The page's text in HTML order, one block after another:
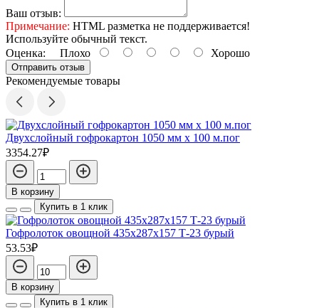
Ваш отзыв:
Примечание: HTML разметка не поддерживается!
Используйте обычный текст.
Оценка: Плохо Хорошо
Отправить отзыв
Рекомендуемые товары
Двухслойный гофрокартон 1050 мм х 100 м.пог
3354.27₽
В корзину
Купить в 1 клик
Гофролоток овощной 435х287х157 Т-23 бурый
53.53₽
В корзину
Купить в 1 клик